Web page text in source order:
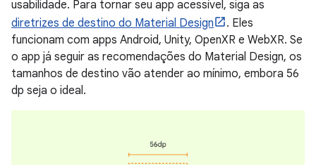
usabilidade. Para tornar seu app acessível, siga as
diretrizes de destino do Material Design
. Eles
funcionam com apps Android, Unity, OpenXR e WebXR. Se
o app já seguir as recomendações do Material Design, os
tamanhos de destino vão atender ao mínimo, embora 56
dp seja o ideal.